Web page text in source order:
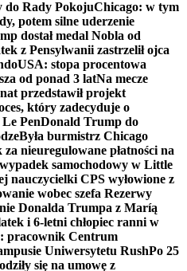
do Rady PokojuChicago: w tym
potem silne uderzenie
dostał medal Nobla od
z Pensylwanii zastrzelił ojca
USA: stopa procentowa
od ponad 3 latNa mecze
przedstawił projekt
który zadecyduje o
PenDonald Trump do
Była burmistrz Chicago
nieuregulowane płatności na
samochodowy w Little
nauczycielki CPS wyłowione z
wobec szefa Rezerwy
Donalda Trumpa z Maríą
i 6-letni chłopiec ranni w
pracownik Centrum
Uniwersytetu RushPo 25
się na umowę z